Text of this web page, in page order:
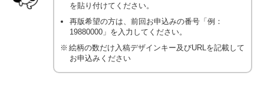
を貼り付けてください。
再版希望の方は、前回お申込みの番号「例：
19880000」を入力してください。
絵柄の数だけ入稿デザインキー及びURLを記載して
お申込みください